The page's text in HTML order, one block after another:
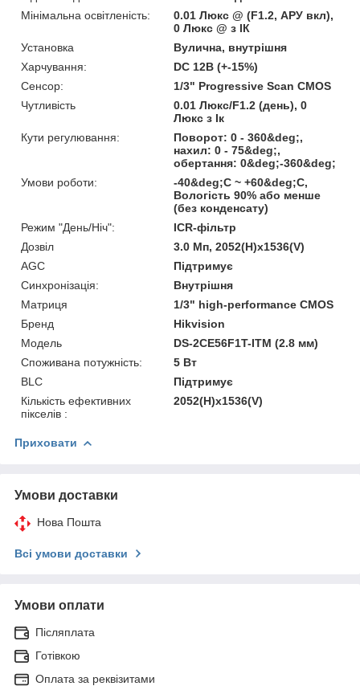
Мінімальна освітленість:
0.01 Люкс @ (F1.2, АРУ вкл),
0 Люкс @ з ІК
Установка
Вулична, внутрішня
Харчування:
DC 12В (+-15%)
Сенсор:
1/3" Progressive Scan CMOS
Чутливість
0.01 Люкс/F1.2 (день), 0
Люкс з Ік
Кути регулювання:
Поворот: 0 - 360&deg;,
нахил: 0 - 75&deg;,
обертання: 0&deg;-360&deg;
Умови роботи:
-40&deg;C ~ +60&deg;C,
Вологість 90% або менше
(без конденсату)
Режим "День/Ніч":
ICR-фільтр
Дозвіл
3.0 Мп, 2052(H)х1536(V)
AGC
Підтримує
Синхронізація:
Внутрішня
Матриця
1/3" high-performance CMOS
Бренд
Hikvision
Модель
DS-2CE56F1T-ITM (2.8 мм)
Споживана потужність:
5 Вт
BLC
Підтримує
Кількість ефективних
пікселів :
2052(H)х1536(V)
Приховати
Умови доставки
Нова Пошта
Всі умови доставки
Умови оплати
Післяплата
Готівкою
Оплата за реквізитами